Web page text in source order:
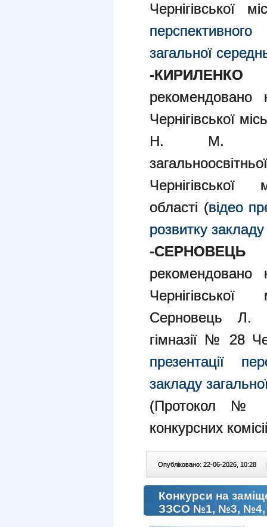
Чернігівської
загальної
-КИРИЛЕНКО
рекомендовано
Чернігівської
Н. М.
Чернігівської
області (відео
розвитку закладу
-СЕРНОВЕЦЬ
рекомендовано
Серновець Л.
гімназії № 28
презентації
закладу
(Протокол № 4
конкурсних
Опубліковано: 22-06-2026, 10:28 |
Конкурси на
ЗЗСО №1, №3,